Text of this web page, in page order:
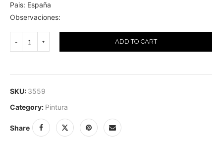
Pais: España
Observaciones:
ADD TO CART
SKU: 3559
Category: Pintura
Share